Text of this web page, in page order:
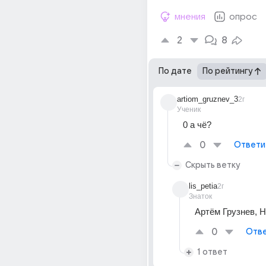
мнения опрос
2 8
По дате По рейтингу
artiom_gruznev_3
Ученик
2г
0 а чё?
0
Скрыть ветку
lis_petia
Знаток
2г
Артём Грузнев,
0
1 ответ